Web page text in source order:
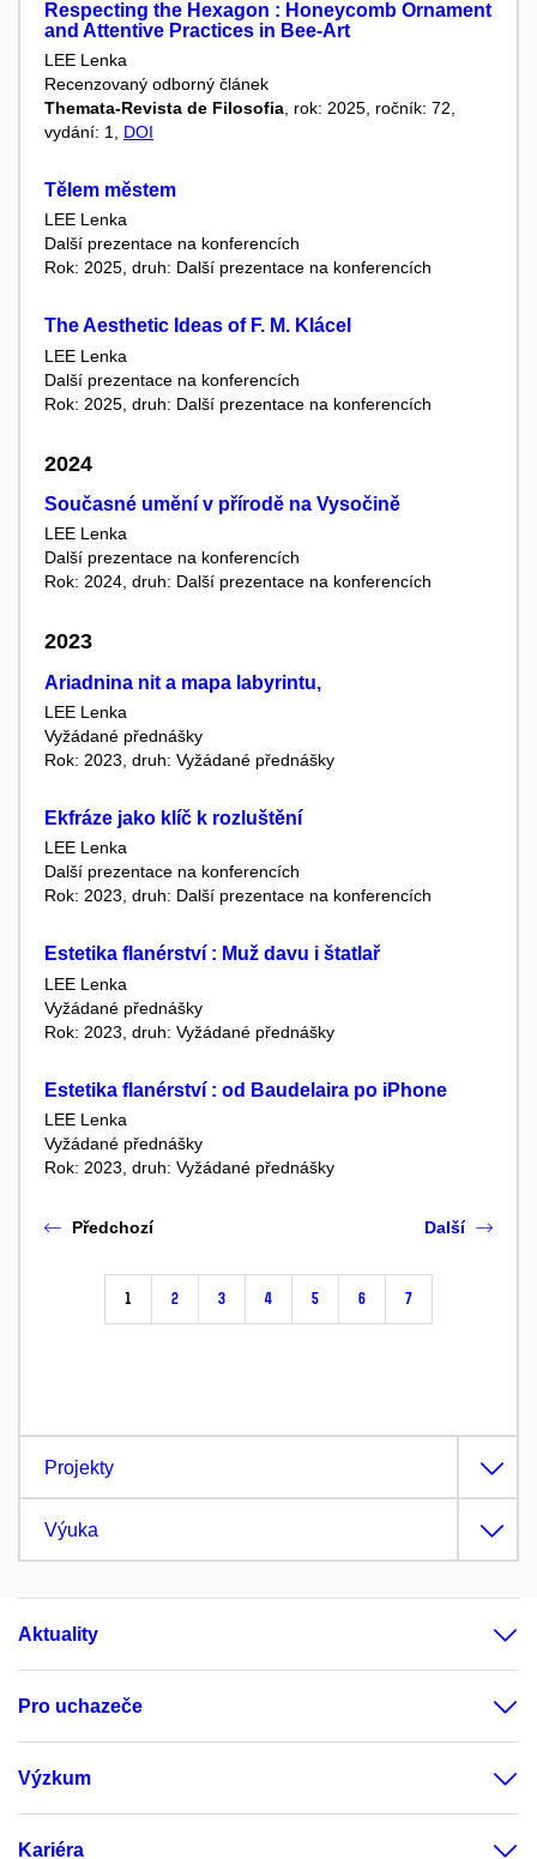
Respecting the Hexagon : Honeycomb Ornament
and Attentive Practices in Bee-Art
LEE Lenka
Recenzovaný odborný článek
Themata-Revista de Filosofia , rok: 2025, ročník: 72,
vydání: 1, DOI
Tělem městem
LEE Lenka
Další prezentace na konferencích
Rok: 2025, druh: Další prezentace na konferencích
The Aesthetic Ideas of F. M. Klácel
LEE Lenka
Další prezentace na konferencích
Rok: 2025, druh: Další prezentace na konferencích
2024
Současné umění v přírodě na Vysočině
LEE Lenka
Další prezentace na konferencích
Rok: 2024, druh: Další prezentace na konferencích
2023
Ariadnina nit a mapa labyrintu,
LEE Lenka
Vyžádané přednášky
Rok: 2023, druh: Vyžádané přednášky
Ekfráze jako klíč k rozluštění
LEE Lenka
Další prezentace na konferencích
Rok: 2023, druh: Další prezentace na konferencích
Estetika flanérství : Muž davu i štatlař
LEE Lenka
Vyžádané přednášky
Rok: 2023, druh: Vyžádané přednášky
Estetika flanérství : od Baudelaira po iPhone
LEE Lenka
Vyžádané přednášky
Rok: 2023, druh: Vyžádané přednášky
Předchozí
1 2 3 4 5 6 7
Další
Projekty
Výuka
Aktuality
Pro uchazeče
Výzkum
Kariéra